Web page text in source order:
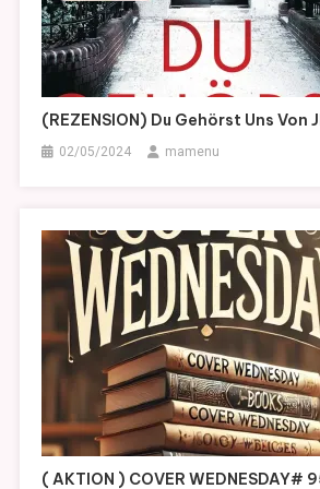
(REZENSION) Du Gehörst Uns Von
02/05/2024 mamenu
( AKTION ) COVER WEDNESDAY#